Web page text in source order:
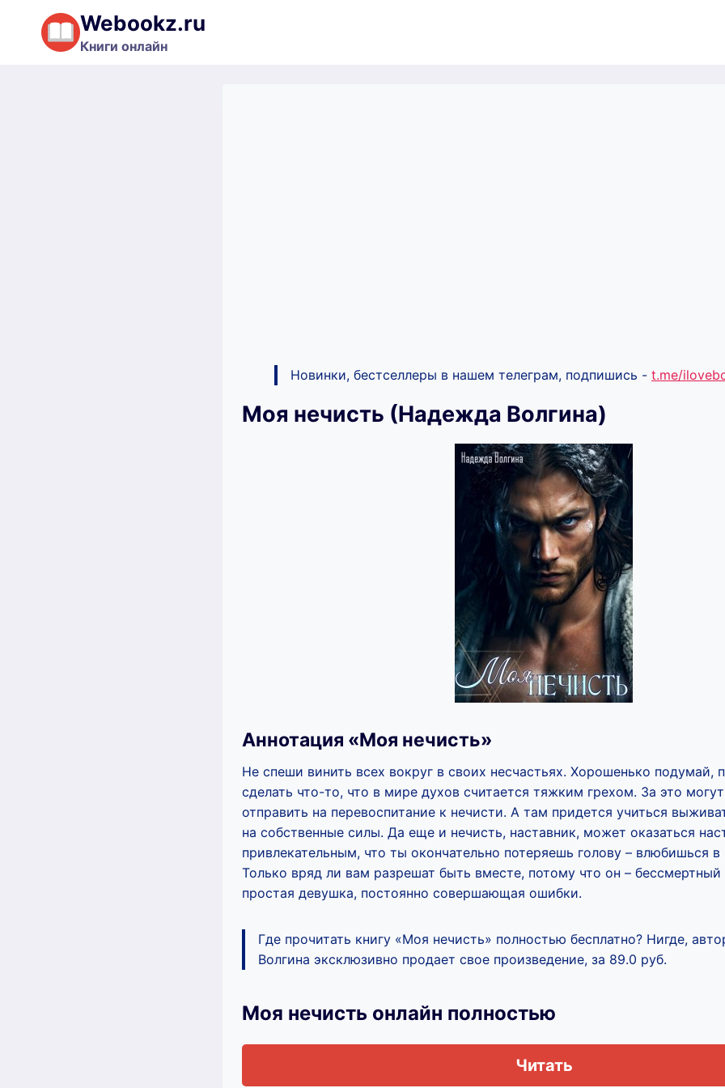
Перейти
содержимому
Webookz.ru
Книги онлайн
Новинки, бестселлеры в нашем телеграм, подпишись - t.me/
Моя нечисть (Надежда Волгина)
Аннотация «Моя нечисть»
Не спеши винить всех вокруг в своих несчастьях. Хорошенько подумай,
сделать что-то, что в мире духов считается тяжким грехом. За это могут
отправить на перевоспитание к нечисти. А там придется учиться
на собственные силы. Да еще и нечисть, наставник, может оказаться
привлекательным, что ты окончательно потеряешь голову – влюбишься в
Только вряд ли вам разрешат быть вместе, потому что он –
простая девушка, постоянно совершающая ошибки.
Где прочитать книгу «Моя нечисть» полностью бесплатно? Нигде,
Волгина эксклюзивно продает свое произведение, за 89.0 руб.
Моя нечисть онлайн полностью
Читать